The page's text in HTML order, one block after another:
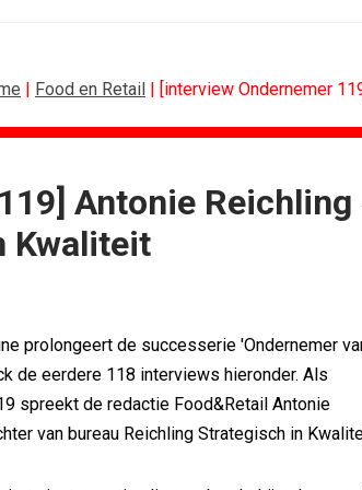
| Food en Retail | [interview Ondernemer
Antonie Reichling
Kwaliteit
prolongeert de successerie 'Ondernemer
de eerdere 118 interviews hieronder. Als
spreekt de redactie Food&Retail Antonie
van bureau Reichling Strategisch in
Lee...
leidend
over
Substack breidt uit in
WWF en CPNB introduceren